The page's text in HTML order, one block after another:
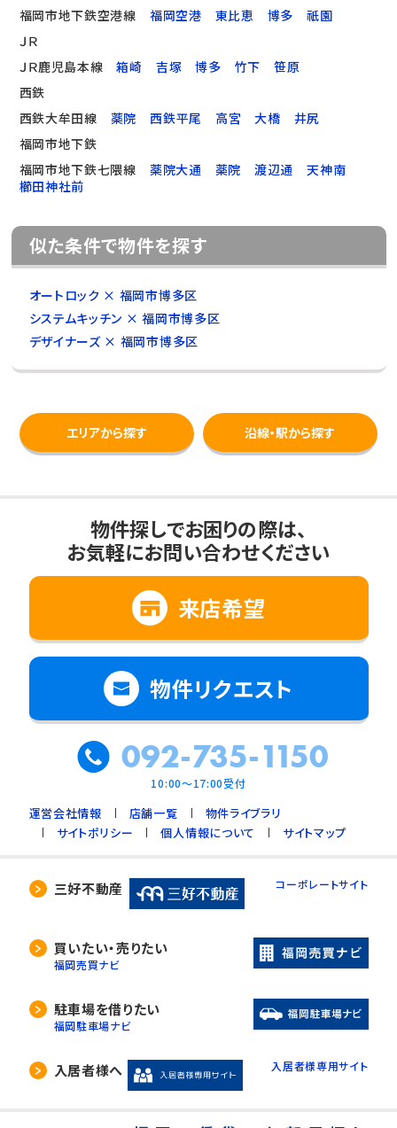
福岡市地下鉄空港線
福岡空港 東比恵 博多
祇園
ＪＲ
ＪＲ鹿児島本線
箱崎 吉塚 博多 竹下
笹原
西鉄
西鉄大牟田線
薬院 西鉄平尾 高宮 大橋
井尻
福岡市地下鉄
福岡市地下鉄七隈線
薬院大通 薬院 渡辺通
天神南
櫛田神社前
似た条件で物件を探す
オートロック × 福岡市博多区
システムキッチン × 福岡市博多区
デザイナーズ × 福岡市博多区
エリアから探す 沿線・駅から探す
物件探しでお困りの際は、
お気軽にお問い合わせください
来店希望
物件リクエスト
092-735-1150
10:00～17:00受付
運営会社情報 店舗一覧
物件ライブラリ
サイトポリシー
個人情報について サイトマップ
三好不動産 コーポレートサイト
買いたい・売りたい
福岡売買ナビ
駐車場を借りたい
福岡駐車場ナビ
入居者様へ 入居者様専用サイト